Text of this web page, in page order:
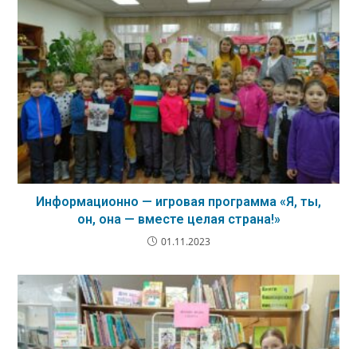
Информационно — игровая программа «Я, ты,
он, она — вместе целая страна!»
01.11.2023